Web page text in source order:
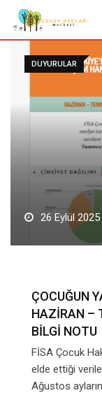
content
DUYURULAR
26 Eylül 2025
ÇOCUĞUN
HAZİRAN –
BİLGİ NOTU
FİSA Çocuk
elde ettiği
Ağustos